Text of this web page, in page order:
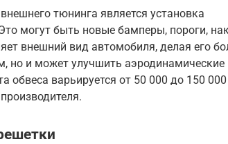
тюнинга является установка
могут быть новые бамперы, пороги,
внешний вид автомобиля, делая его
но и может улучшить аэродинамические
обвеса варьируется от 50 000 до 150